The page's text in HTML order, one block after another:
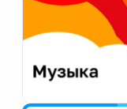
Калининград
Калуга